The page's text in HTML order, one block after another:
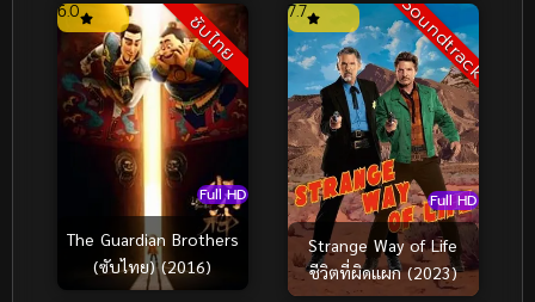
ซับไทย
Full HD
6.0
The Guardian Brothers
(ซับไทย) (2016)
Soundtrack
Full HD
7.7
Strange Way of Life
ชีวิตที่ผิดแผก (2023)